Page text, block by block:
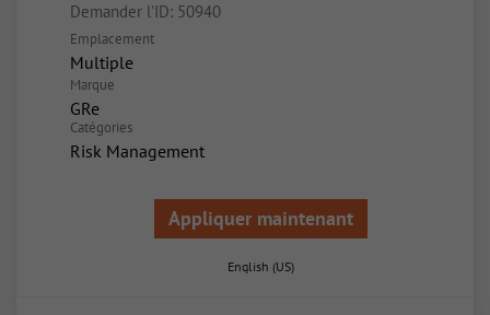
Demander l'ID: 50940
Emplacement
Multiple
Marque
GRe
Catégories
Risk Management
Appliquer maintenant
English (US)